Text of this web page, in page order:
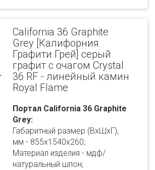
California 36 Graphite
Grey [Калифорния
Графити Грей] серый
графит с очагом Crystal
36 RF - линейный камин
Royal Flame
Портал California 36 Graphite
Grey:
Габаритный размер (ВхШхГ),
мм - 855х1540х260;
Материал изделия - мдф/
натуральный шпон;